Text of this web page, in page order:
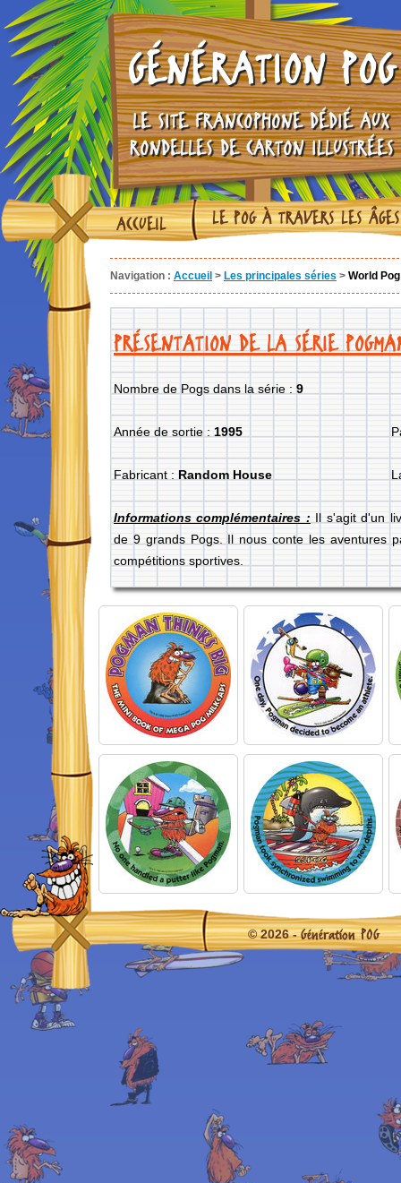
GÉNÉRATION POG
LE SITE FRANCOPHONE DÉDIÉ AUX
RONDELLES DE CARTON ILLUSTRÉES
ACCUEIL LE POG À TRAVERS LES ÂGES
Navigation : Accueil > Les principales séries > World
PRÉSENTATION DE LA SÉRIE
Nombre de Pogs dans la série : 9
Année de sortie : 1995
Fabricant : Random House
Informations complémentaires : Il s'agit d'un
de 9 grands Pogs. Il nous conte les aventures
compétitions sportives.
© 2026 -Génération POG